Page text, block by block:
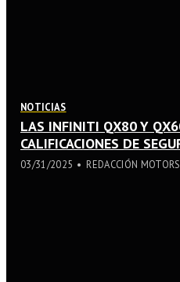
NOTICIAS
LAS INFINITI QX80 Y
CALIFICACIONES DE
03/31/2025 REDACCIÓN